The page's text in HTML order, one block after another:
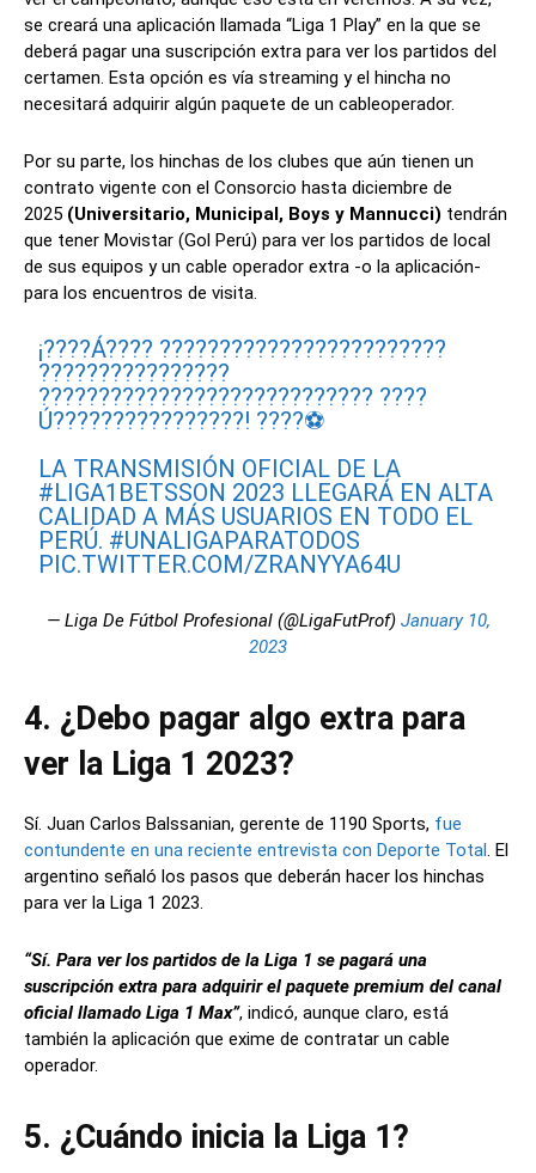
se creará una aplicación llamada “Liga 1 Play” en la que se
deberá pagar una suscripción extra para ver los partidos del
certamen. Esta opción es vía streaming y el hincha no
necesitará adquirir algún paquete de un cableoperador.
Por su parte, los hinchas de los clubes que aún tienen un
contrato vigente con el Consorcio hasta diciembre de
2025 (Universitario, Municipal, Boys y Mannucci) tendrán
que tener Movistar (Gol Perú) para ver los partidos de local
de sus equipos y un cable operador extra -o la aplicación-
para los encuentros de visita.
¡????Á???? ????????????????????????
????????????????
???????????????????????????? ????
Ú????????????????! ????⚽️
LA TRANSMISIÓN OFICIAL DE LA
#LIGA1BETSSON 2023 LLEGARÁ EN ALTA
CALIDAD A MÁS USUARIOS EN TODO EL
PERÚ. #UNALIGAPARATODOS
PIC.TWITTER.COM/ZRANYYA64U
— Liga De Fútbol Profesional (@LigaFutProf) January 10,
2023
4. ¿Debo pagar algo extra para
ver la Liga 1 2023?
Sí. Juan Carlos Balssanian, gerente de 1190 Sports, fue
contundente en una reciente entrevista con Deporte Total . El
argentino señaló los pasos que deberán hacer los hinchas
para ver la Liga 1 2023.
“Sí. Para ver los partidos de la Liga 1 se pagará una
suscripción extra para adquirir el paquete premium del canal
oficial llamado Liga 1 Max”, indicó, aunque claro, está
también la aplicación que exime de contratar un cable
operador.
5. ¿Cuándo inicia la Liga 1?